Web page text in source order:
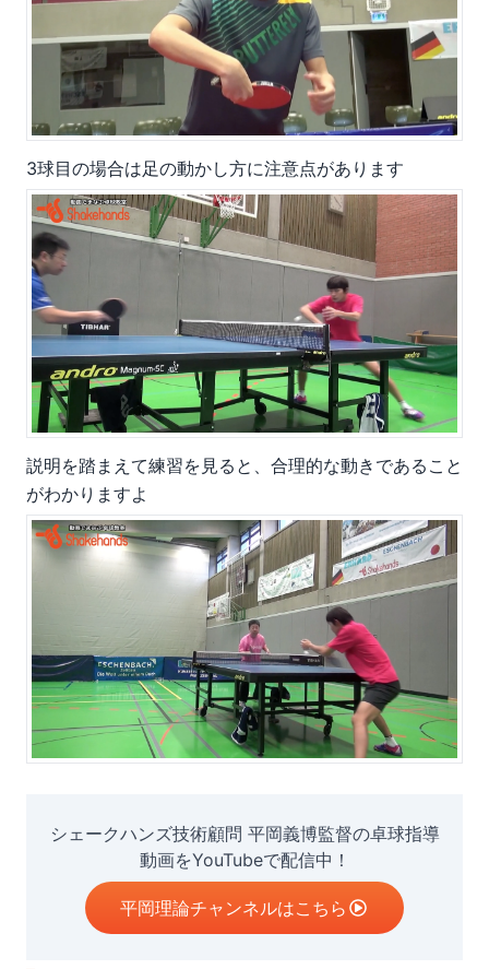
3球目の場合は足の動かし方に注意点があります
説明を踏まえて練習を見ると、合理的な動きであること
がわかりますよ
シェークハンズ技術顧問 平岡義博監督の卓球指導
動画をYouTubeで配信中！
平岡理論チャンネルはこちら